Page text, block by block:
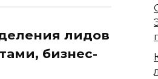
лидов
бизнес-